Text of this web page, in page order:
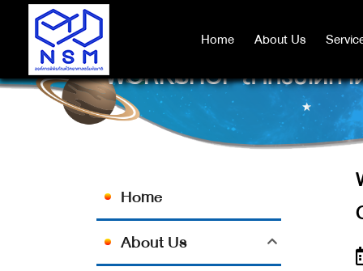
Home About Us Service
Home About Us
WORKSHOP สำหรับเด็ก
Home
About Us